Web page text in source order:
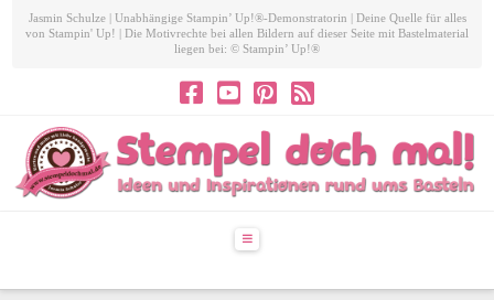
Jasmin Schulze | Unabhängige Stampin’ Up!®-Demonstratorin | Deine Quelle für alles
von Stampin' Up! | Die Motivrechte bei allen Bildern auf dieser Seite mit Bastelmaterial
liegen bei: © Stampin’ Up!®
Navigation